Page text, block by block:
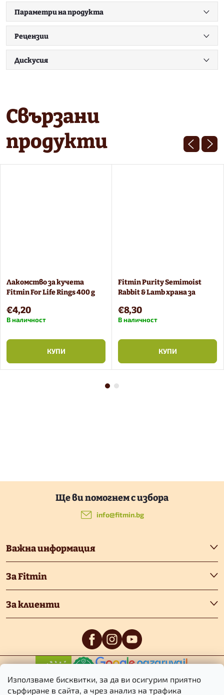
Използваме бисквитки, за да ви осигурим приятно
сърфиране в сайта, а чрез анализ на трафика
Параметри на продукта
Рецензии
Дискусия
Свързани
продукти
Лакомство за кучета
Fitmin For Life Rings 400 g
€4,20
В наличност
КУПИ
Fitmin Purity Semimoist
Rabbit & Lamb храна за
€8,30
В наличност
КУПИ
т
е
р
Важна информация
За Fitmin
За клиенти
info@fitmin.bg